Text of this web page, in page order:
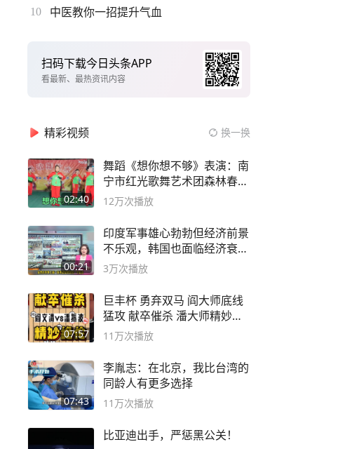
10 中医教你一招提升气血
扫码下载今日头条APP
看最新、最热资讯内容
精彩视频 换一换
02:40
舞蹈《想你想不够》表演：南
宁市红光歌舞艺术团森林春红
舞蹈队。
12万次播放
00:21
印度军事雄心勃勃但经济前景
不乐观，韩国也面临经济衰退
风险
3万次播放
07:57
巨丰杯 勇弃双马 阎大师底线
猛攻 献卒催杀 潘大师精妙入
局
11万次播放
07:43
李胤志：在北京，我比台湾的
同龄人有更多选择
11万次播放
比亚迪出手，严惩黑公关！